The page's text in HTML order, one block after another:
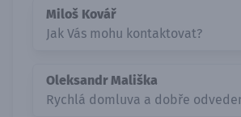
Miloš Kovář
Jak Vás mohu kontaktovat?
Oleksandr Mališka
Rychlá domluva a dobře